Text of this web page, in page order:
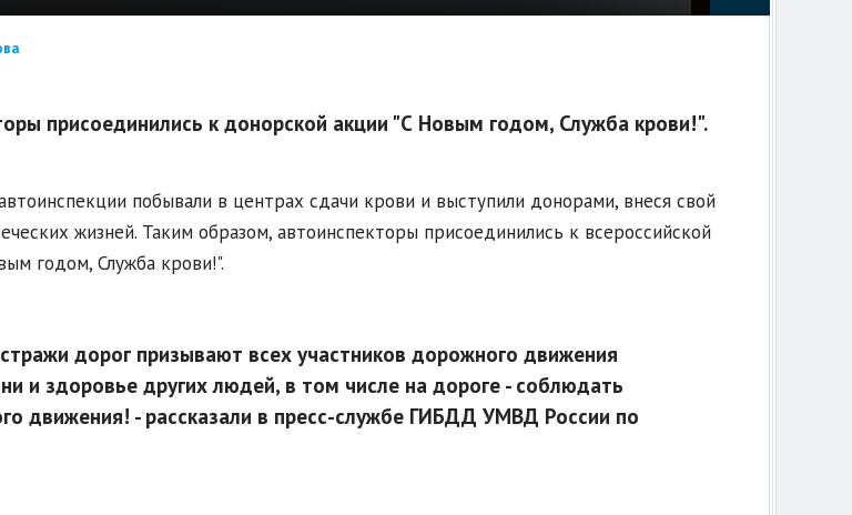
присоединились к донорской акции "С Новым годом, Служба крови!".
побывали в центрах сдачи крови и выступили донорами, внеся свой
жизней. Таким образом, автоинспекторы присоединились к всероссийской
годом, Служба крови!".
дорог призывают всех участников дорожного движения
и здоровье других людей, в том числе на дороге - соблюдать
движения! - рассказали в пресс-службе ГИБДД УМВД России по